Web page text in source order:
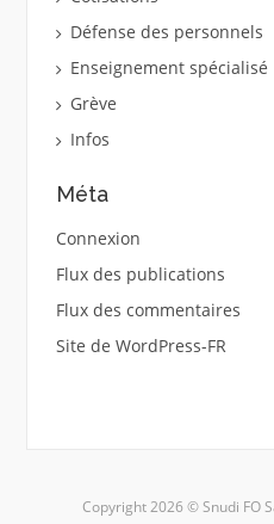
Défense des personnels
Enseignement spécialisé
Grève
Infos
Méta
Connexion
Flux des publications
Flux des commentaires
Site de WordPress-FR
Copyright 2026 © Snudi FO